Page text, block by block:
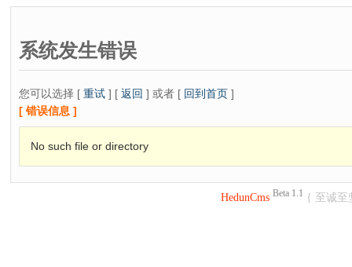
系统发生错误
您可以选择 [ 重试 ] [ 返回 ] 或者 [ 回到首页 ]
[ 错误信息 ]
No such file or directory
HedunCms Beta 1.1 { 至诚至